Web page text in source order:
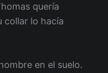
quería
collar lo hacía
en el suelo.